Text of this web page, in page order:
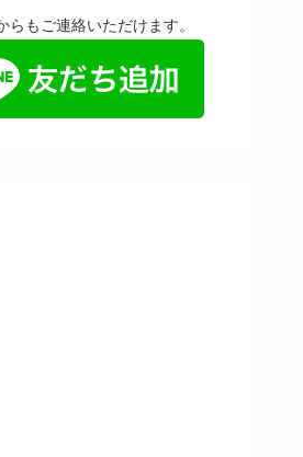
らもご連絡いただけます。